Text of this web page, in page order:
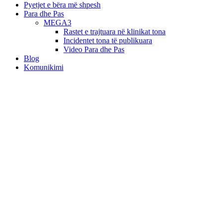
Pyetjet e bëra më shpesh
Para dhe Pas
MEGA3
Rastet e trajtuara në klinikat tona
Incidentet tona të publikuara
Video Para dhe Pas
Blog
Komunikimi